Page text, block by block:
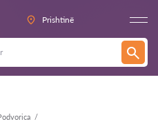
Prishtinë